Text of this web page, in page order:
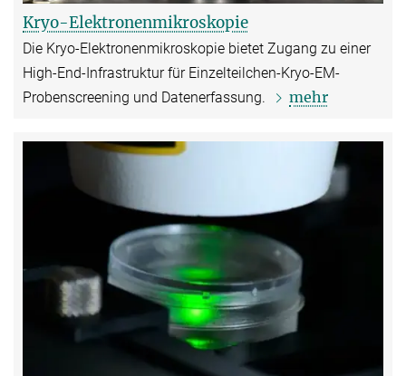
Kryo-Elektronenmikroskopie
Die Kryo-Elektronenmikroskopie bietet Zugang zu einer
High-End-Infrastruktur für Einzelteilchen-Kryo-EM-
Probenscreening und Datenerfassung.
mehr